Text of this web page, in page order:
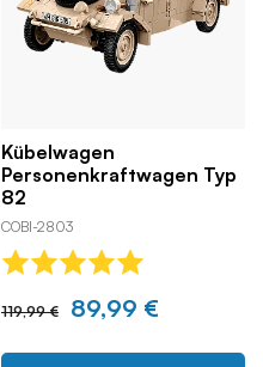
Kübelwagen
Personenkraftwagen Typ
82
COBI-2803
119,99 € 89,99 €